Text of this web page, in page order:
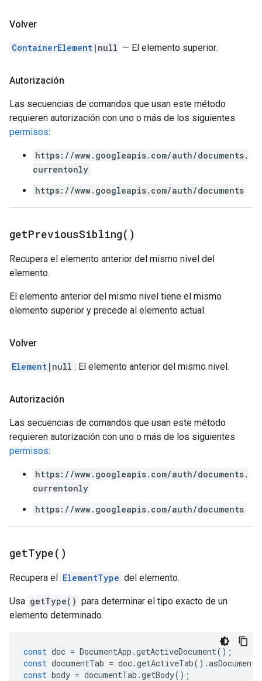
Volver
ContainerElement |null — El elemento superior.
Autorización
Las secuencias de comandos que usan este método
requieren autorización con uno o más de los siguientes
permisos:
https://www.googleapis.com/auth/documents.
currentonly
https://www.googleapis.com/auth/documents
getPreviousSibling( )
Recupera el elemento anterior del mismo nivel del
elemento.
El elemento anterior del mismo nivel tiene el mismo
elemento superior y precede al elemento actual.
Volver
Element |null : El elemento anterior del mismo nivel.
Autorización
Las secuencias de comandos que usan este método
requieren autorización con uno o más de los siguientes
permisos:
https://www.googleapis.com/auth/documents.
currentonly
https://www.googleapis.com/auth/documents
getType( )
Recupera el ElementType del elemento.
Usa getType() para determinar el tipo exacto de un
elemento determinado.
const doc = DocumentApp .getActiveDocument();
const documentTab = doc.getActiveTab().
const body = documentTab .getBody();